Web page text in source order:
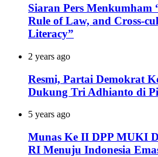
Siaran Pers Menkumham
Rule of Law, and Cross-
Literacy”
2 years ago
Resmi, Partai Demokrat
Dukung Tri Adhianto di
5 years ago
Munas Ke II DPP MUKI
RI Menuju Indonesia